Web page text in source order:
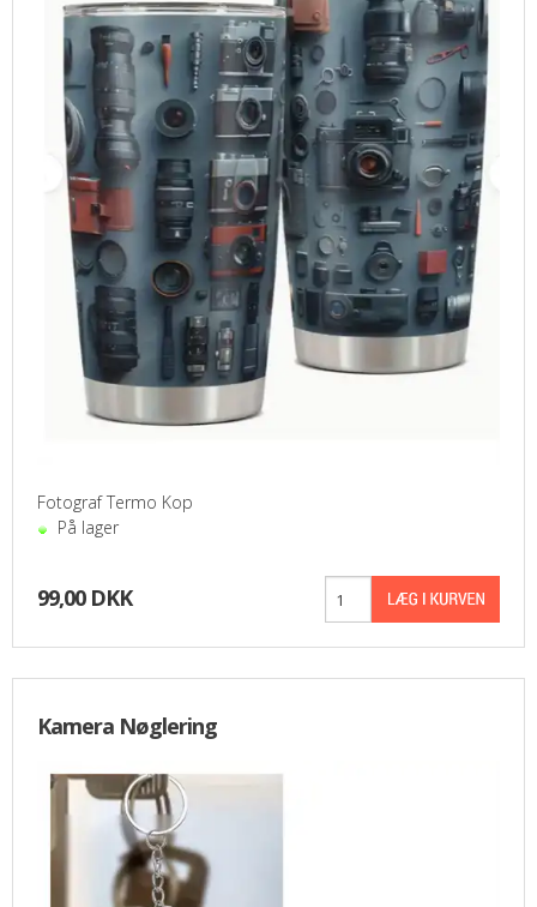
Fotograf Termo Kop
På lager
99,00 DKK
Kamera Nøglering